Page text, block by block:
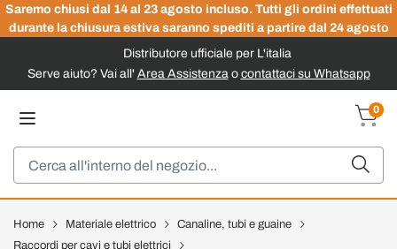
Saremo chiusi dal 14 al 23 agosto incluso. Tutti gli ordini effettuati
durante la chiusura estiva saranno spediti a partire dal 24 agosto
Distributore ufficiale per L'italia
Serve aiuto? Vai all' Area Assistenzao contattaci su Whatsapp
0
Home Materiale elettrico
Canaline, tubi e guaine
Raccordi per cavi e tubi elettrici